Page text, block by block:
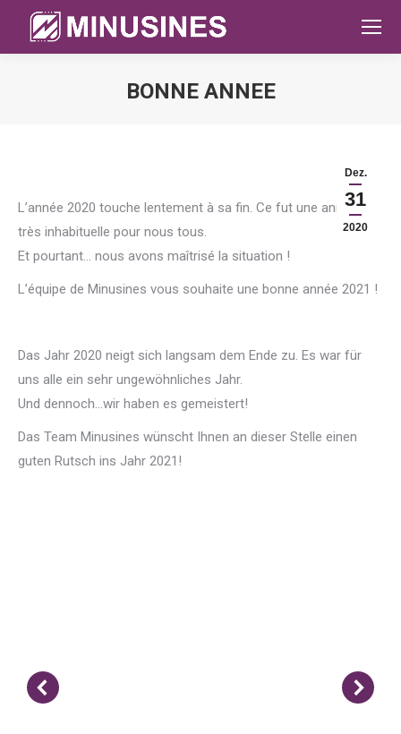
BONNE ANNEE
Dez.
31
2020
L’année 2020 touche lentement à sa fin. Ce fut une année
très inhabituelle pour nous tous.
Et pourtant… nous avons maîtrisé la situation !
L’équipe de Minusines vous souhaite une bonne année 2021 !
Das Jahr 2020 neigt sich langsam dem Ende zu. Es war für
uns alle ein sehr ungewöhnliches Jahr.
Und dennoch…wir haben es gemeistert!
Das Team Minusines wünscht Ihnen an dieser Stelle einen
guten Rutsch ins Jahr 2021!